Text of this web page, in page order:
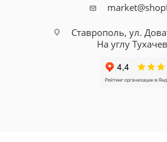
Ставрополь, ул.
На углу